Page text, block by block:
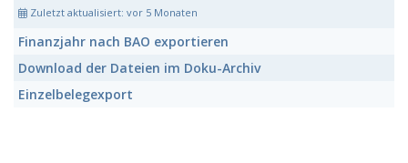
Zuletzt aktualisiert: vor 5 Monaten
Finanzjahr nach BAO exportieren
Download der Dateien im Doku-Archiv
Einzelbelegexport